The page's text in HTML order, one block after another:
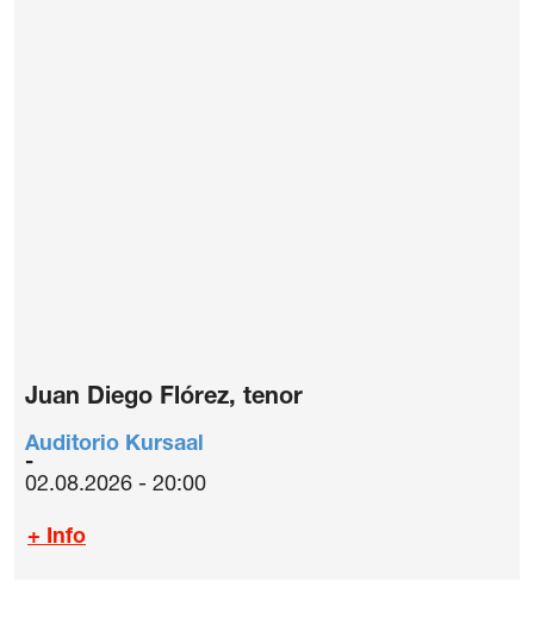
Juan Diego Flórez, tenor
Auditorio Kursaal
02.08.2026 - 20:00
+ Info